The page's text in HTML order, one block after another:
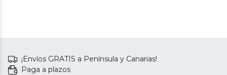
¡Envíos GRATIS a Península y Canarias!
Paga a plazos